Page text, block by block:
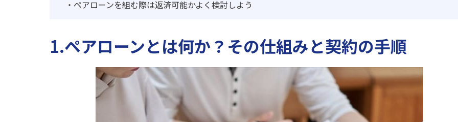
・ ペアローンを組む際は返済可能かよく検討しよう
1.ペアローンとは何か？その仕組みと契約の手順